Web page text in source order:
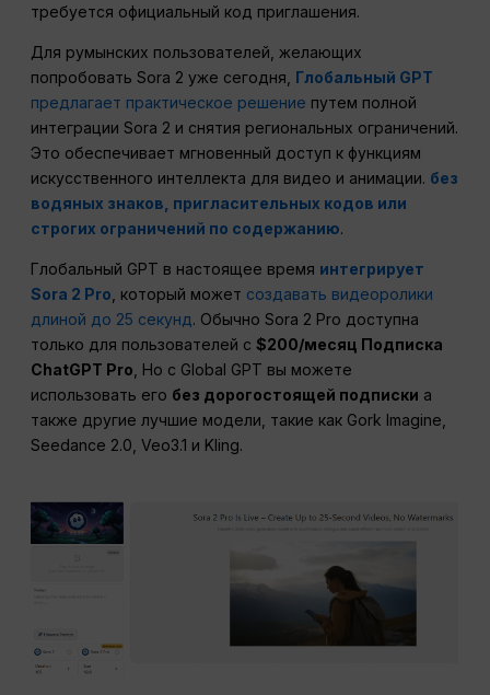
требуется официальный код приглашения.
Для румынских пользователей, желающих
попробовать Sora 2 уже сегодня, Глобальный GPT
предлагает практическое решение путем полной
интеграции Sora 2 и снятия региональных ограничений.
Это обеспечивает мгновенный доступ к функциям
искусственного интеллекта для видео и анимации. без
водяных знаков, пригласительных кодов или
строгих ограничений по содержанию.
Глобальный GPT в настоящее время интегрирует
Sora 2 Pro, который может создавать видеоролики
длиной до 25 секунд. Обычно Sora 2 Pro доступна
только для пользователей с$200/месяц Подписка
ChatGPT Pro, Но с Global GPT вы можете
использовать его без дорогостоящей подписки а
также другие лучшие модели, такие как Gork Imagine,
Seedance 2.0, Veo3.1 и Kling.